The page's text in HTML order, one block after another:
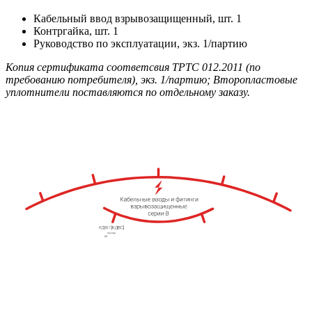
Кабельный ввод взрывозащищенный, шт. 1
Контргайка, шт. 1
Руководство по эксплуатации, экз. 1/партию
Копия сертификата соответсвия ТРТС 012.2011 (по
требованию потребителя), экз. 1/партию; Второпластовые
уплотнители поставляются по отдельному заказу.